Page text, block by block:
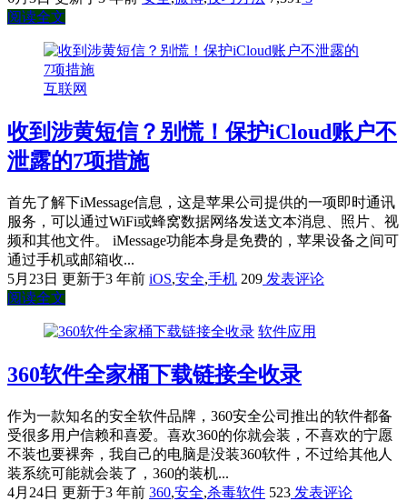
阅读全文
互联网
收到涉黄短信？别慌！保护iCloud账户不
泄露的7项措施
首先了解下iMessage信息，这是苹果公司提供的一项即时通讯
服务，可以通过WiFi或蜂窝数据网络发送文本消息、照片、视
频和其他文件。 iMessage功能本身是免费的，苹果设备之间可
通过手机或邮箱收...
5月23日 更新于3 年前 iOS,安全,手机 209 发表评论
阅读全文
软件应用
360软件全家桶下载链接全收录
作为一款知名的安全软件品牌，360安全公司推出的软件都备
受很多用户信赖和喜爱。喜欢360的你就会装，不喜欢的宁愿
不装也要裸奔，我自己的电脑是没装360软件，不过给其他人
装系统可能就会装了，360的装机...
4月24日 更新于3 年前 360,安全,杀毒软件 523 发表评论